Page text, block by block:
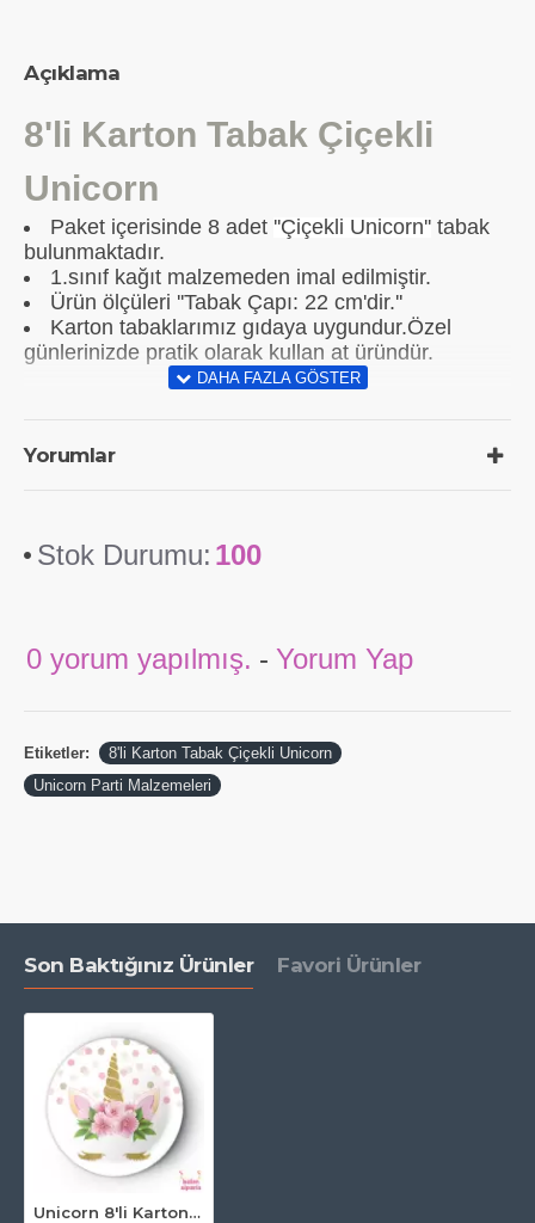
Açıklama
8'li Karton Tabak Çiçekli
Unicorn
Paket içerisinde 8 adet ''Çiçekli Unicorn'' tabak
bulunmaktadır.
1.sınıf kağıt malzemeden imal edilmiştir.
Ürün ölçüleri ''Tabak Çapı: 22 cm'dir.''
Karton tabaklarımız gıdaya uygundur.Özel
günlerinizde pratik olarak kullan at üründür.
Yorumlar
Stok Durumu: 100
0 yorum yapılmış. - Yorum Yap
Etiketler:
8'li Karton Tabak Çiçekli Unicorn
Unicorn Parti Malzemeleri
Son Baktığınız Ürünler Favori Ürünler
Unicorn 8'li Karton Tabak Çiçekli